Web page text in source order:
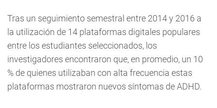
Tras un seguimiento semestral entre 2014 y 2016 a
la utilización de 14 plataformas digitales populares
entre los estudiantes seleccionados, los
investigadores encontraron que, en promedio, un 10
% de quienes utilizaban con alta frecuencia estas
plataformas mostraron nuevos síntomas de ADHD.